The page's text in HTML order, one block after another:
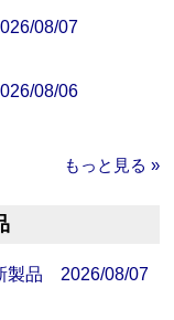
08/07
08/06
もっと見る »
製品 2026/08/07